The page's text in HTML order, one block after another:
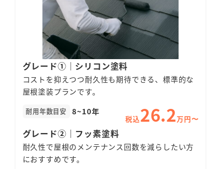
グレード①｜シリコン塗料
コストを抑えつつ耐久性も期待できる、標準的な
屋根塗装プランです。
耐用年数目安 8~10年
税込26.2万円〜
グレード②｜ フッ素塗料
耐久性で屋根のメンテナンス回数を減らしたい方
におすすめです。